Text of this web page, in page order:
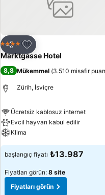
Paylaş
Favorilerime ekle
4 Yıldız Otel
Marktgasse Hotel
8,8 Mükemmel (3.510 misafir
Zürih, İsviçre
Ücretsiz kablosuz internet
Evcil hayvan kabul edilir
Klima
başlangıç fiyatı ₺13.987
Fiyatları görün: 8 site
Fiyatları görün